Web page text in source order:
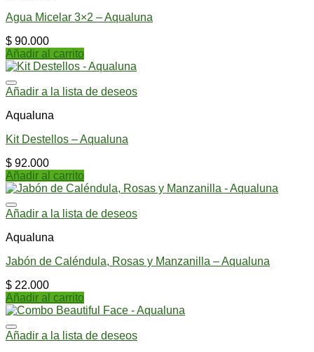
Agua Micelar 3×2 – Aqualuna
$ 90.000
Añadir al carrito
Añadir a la lista de deseos
Aqualuna
Kit Destellos – Aqualuna
$ 92.000
Añadir al carrito
Añadir a la lista de deseos
Aqualuna
Jabón de Caléndula, Rosas y Manzanilla – Aqualuna
$ 22.000
Añadir al carrito
Añadir a la lista de deseos